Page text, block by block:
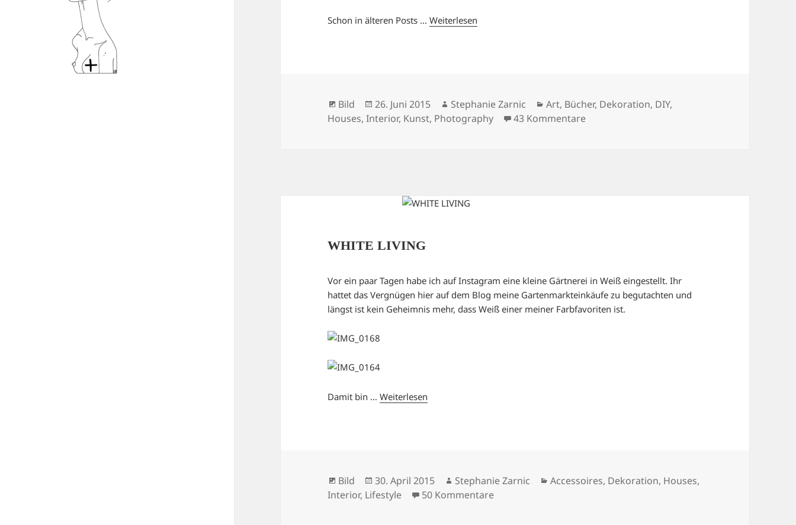
Schon in älteren Posts …Weiterlesen
Format
Bild
Veröffentlicht
am
26. Juni 2015 Autor
Stephanie Zarnic Kategorien
Art, Bücher, Dekoration, DIY,
Houses,Interior, Kunst, Photography 43 Kommentarezu GALERIE
WHITE LIVING
Vor ein paar Tagen habe ich auf Instagram eine kleine Gärtnerei in Weiß eingestellt. Ihr
hattet das Vergnügen hier auf dem Blog meine Gartenmarkteinkäufe zu begutachten und
längst ist kein Geheimnis mehr, dass Weiß einer meiner Farbfavoriten ist.
Damit bin …Weiterlesen
Format
Bild
Veröffentlicht
am
30. April 2015 Autor
Stephanie Zarnic Kategorien
Accessoires, Dekoration, Houses,
Interior, Lifestyle 50 Kommentarezu WHITE LIVING